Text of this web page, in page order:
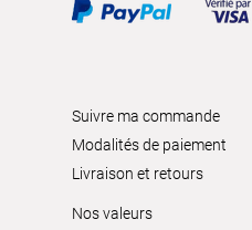
Suivre ma commande
Modalités de paiement
Livraison et retours
Nos valeurs